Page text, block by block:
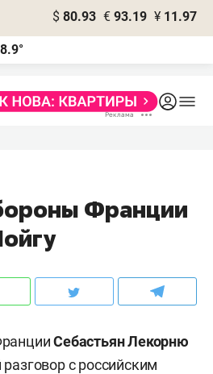
$ 80.93 € 93.19 ¥ 11.97
Франции
Себастьян Лекорню
с российским